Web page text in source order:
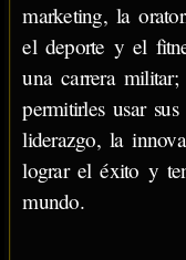
marketing, la
el deporte y el
una carrera militar;
permitirles usar
liderazgo, la
lograr el éxito y
mundo.